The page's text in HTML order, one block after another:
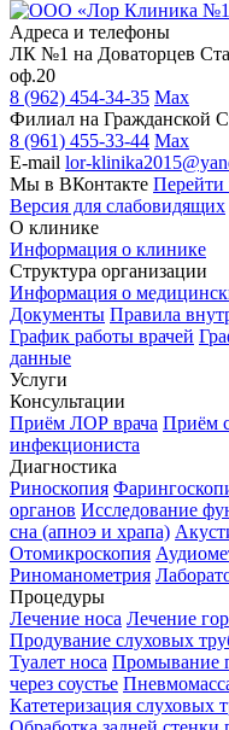
Адреса и телефоны
ЛК №1 на Доваторцев
оф.20
8 (962) 454-34-35 Max
Филиал на Гражданской
8 (961) 455-33-44 Max
E-mail lor-
Мы в ВКонтакте Перейти
Версия для слабовидящих
О клинике
Информация о клинике
Структура организации
Информация о
Документы Правила
График работы врачей
данные
Услуги
Консультации
Приём ЛОР врача Приём
инфекциониста
Диагностика
Риноскопия
органов Исследование
сна (апноэ и храпа)
Отомикроскопия
Риноманометрия
Процедуры
Лечение носа Лечение
Продувание слуховых
Туалет носа Промывание
через соустье
Катетеризация слуховых